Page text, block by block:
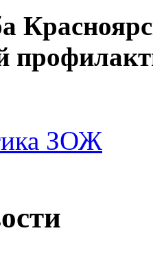
ЗОЖ